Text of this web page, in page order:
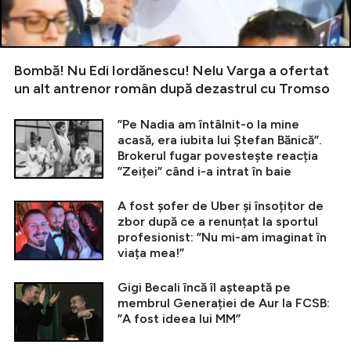
Bombă! Nu Edi Iordănescu! Nelu Varga a ofertat
un alt antrenor român după dezastrul cu Tromso
”Pe Nadia am întâlnit-o la mine
acasă, era iubita lui Ștefan Bănică”.
Brokerul fugar povestește reacția
”Zeiței” când i-a intrat în baie
A fost șofer de Uber și însoțitor de
zbor după ce a renunțat la sportul
profesionist: ”Nu mi-am imaginat în
viața mea!”
Gigi Becali încă îl așteaptă pe
membrul Generației de Aur la FCSB:
”A fost ideea lui MM”